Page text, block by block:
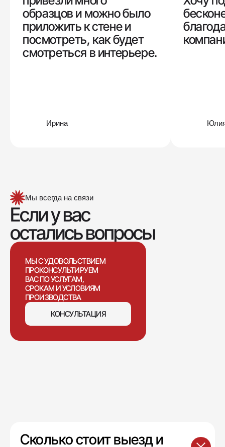
образцов и можно было
приложить к стене и
посмотреть, как будет
смотреться в интерьере.
Ирина
Мы всегда на связи
Если у вас
остались вопросы
МЫ С УДОВОЛЬСТВИЕМ
ПРОКОНСУЛЬТИРУЕМ
ВАС ПО УСЛУГАМ,
СРОКАМ И УСЛОВИЯМ
ПРОИЗВОДСТВА
КОНСУЛЬТАЦИЯ
Сколько стоит выезд и